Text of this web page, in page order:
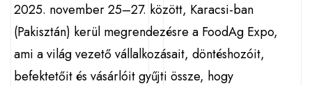
2025. november 25–27. között, Karacsi-ban
(Pakisztán) kerül megrendezésre a FoodAg Expo,
ami a világ vezető vállalkozásait, döntéshozóit,
befektetőit és vásárlóit gyűjti össze, hogy